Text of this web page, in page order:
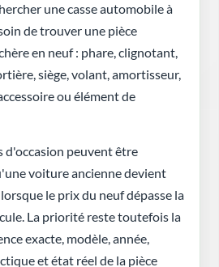
une casse automobile à
de trouver une pièce
en neuf : phare, clignotant,
siège, volant, amortisseur,
ou élément de
d'occasion peuvent être
voiture ancienne devient
le prix du neuf dépasse la
La priorité reste toutefois la
exacte, modèle, année,
et état réel de la pièce